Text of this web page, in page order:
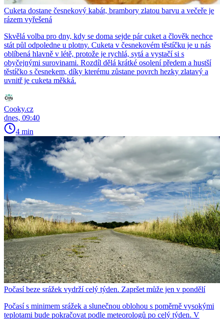
Cuketa dostane česnekový kabát, brambory zlatou barvu a večeře je
rázem vyřešená
Skvělá volba pro dny, kdy se doma sejde pár cuket a člověk nechce
stát půl odpoledne u plotny. Cuketa v česnekovém těstíčku je u nás
oblíbená hlavně v létě, protože je rychlá, sytá a vystačí si s
obyčejnými surovinami. Rozdíl dělá krátké osolení předem a hustší
těstíčko s česnekem, díky kterému zůstane povrch hezky zlatavý a
uvnitř je cuketa měkká.
Cooky.cz
dnes, 09:40
4 min
Počasí beze srážek vydrží celý týden. Zapršet může jen v pondělí
Počasí s minimem srážek a slunečnou oblohou s poměrně vysokými
teplotami bude pokračovat podle meteorologů po celý týden. V